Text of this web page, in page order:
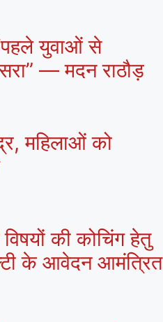
युवाओं से
— मदन राठौड़
महिलाओं को
की कोचिंग हेतु
के आवेदन आमंत्रित